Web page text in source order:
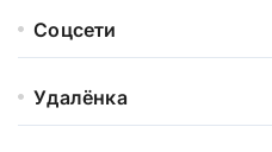
Соцсети
Удалёнка